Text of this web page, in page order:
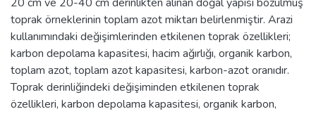
toprak örneklerinin toplam azot miktarı belirlenmiştir. Arazi
kullanımındaki değişimlerinden etkilenen toprak özellikleri;
karbon depolama kapasitesi, hacim ağırlığı, organik karbon,
toplam azot, toplam azot kapasitesi, karbon-azot oranıdır.
Toprak derinliğindeki değişiminden etkilenen toprak
özellikleri, karbon depolama kapasitesi, organik karbon,